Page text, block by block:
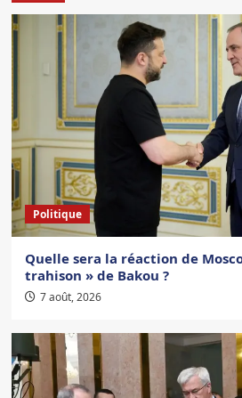
Politique
Quelle sera la réaction de
trahison » de Bakou ?
7 août, 2026